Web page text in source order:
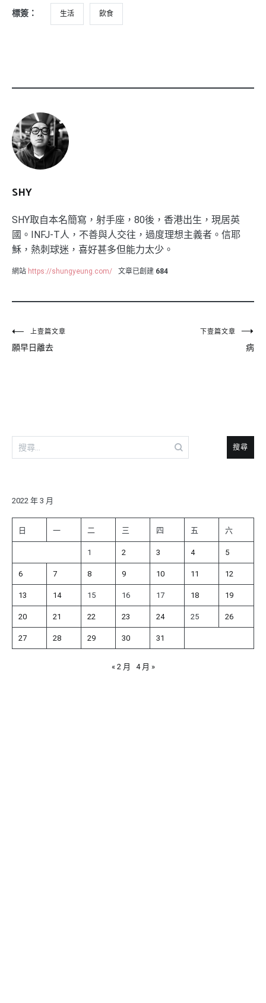
標簽： 生活 飲食
SHY
SHY取自本名簡寫，射手座，80後，香港出生，現居英
國。INFJ-T人，不善與人交往，過度理想主義者。信耶
穌，熱刺球迷，喜好甚多但能力太少。
網站 https://shungyeung.com/ 文章已創建 684
文
章
上壹篇文章
願早日離去
下壹篇文章
病
搜
尋
字:
2022 年 3 月
日 一 二 三 四 五 六
1 2 3 4 5
6 7 8 9 10 11 12
13 14 15 16 17 18 19
20 21 22 23 24 25 26
27 28 29 30 31
« 2 月 4 月 »